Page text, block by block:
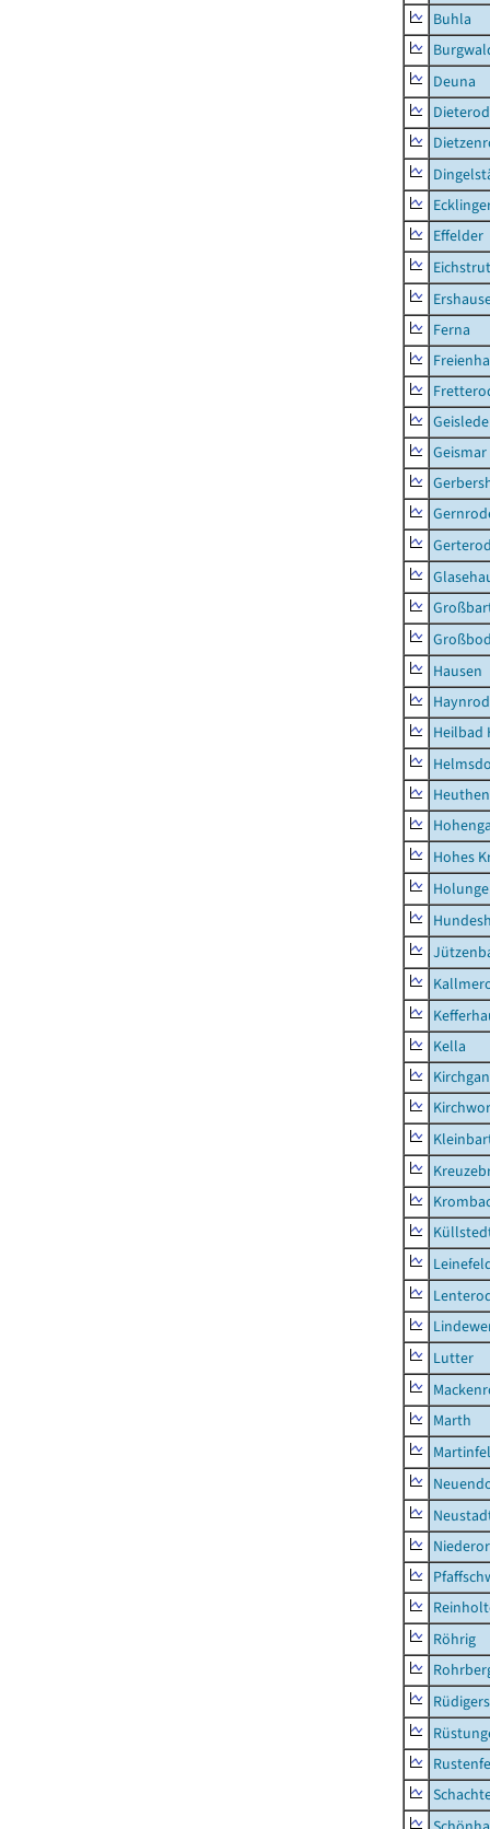
Buhla
Deuna
Effelder
Ferna
Geismar
Hausen
Heilbad
Heuthen
Hohes
Kella
Lutter
Marth
Röhrig